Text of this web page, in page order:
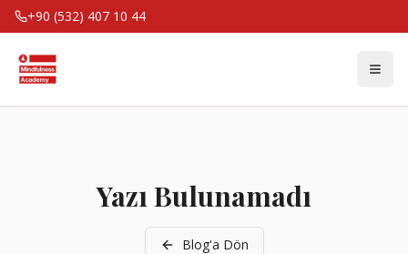
+90 (532) 407 10 44
Yazı Bulunamadı
Blog'a Dön